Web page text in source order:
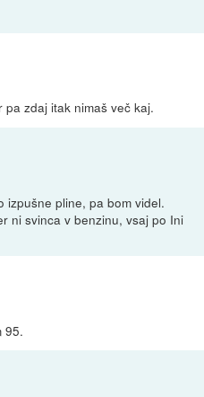
pa zdaj itak nimaš več kaj.
izpušne pline, pa bom videl.
ni svinca v benzinu, vsaj po Ini
95.